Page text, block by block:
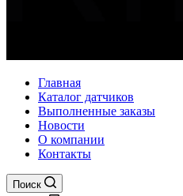
Главная
Каталог датчиков
Выполненные заказы
Новости
О компании
Контакты
Поиск